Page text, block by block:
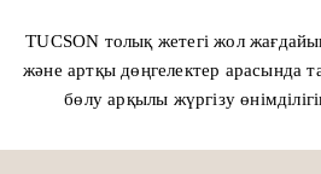
TUCSON толық жетегі жол
және артқы дөңгелектер арасында
бөлу арқылы жүргізу